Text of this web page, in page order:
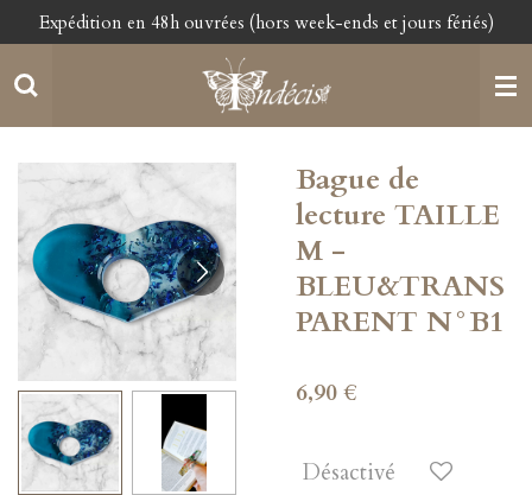
Passer
au
contenu
principal
Expédition en 48h ouvrées (hors week-ends et jours fériés)
Bague de
lecture TAILLE
M -
BLEU&TRANS
PARENT N°B1
6,90 €
Désactivé